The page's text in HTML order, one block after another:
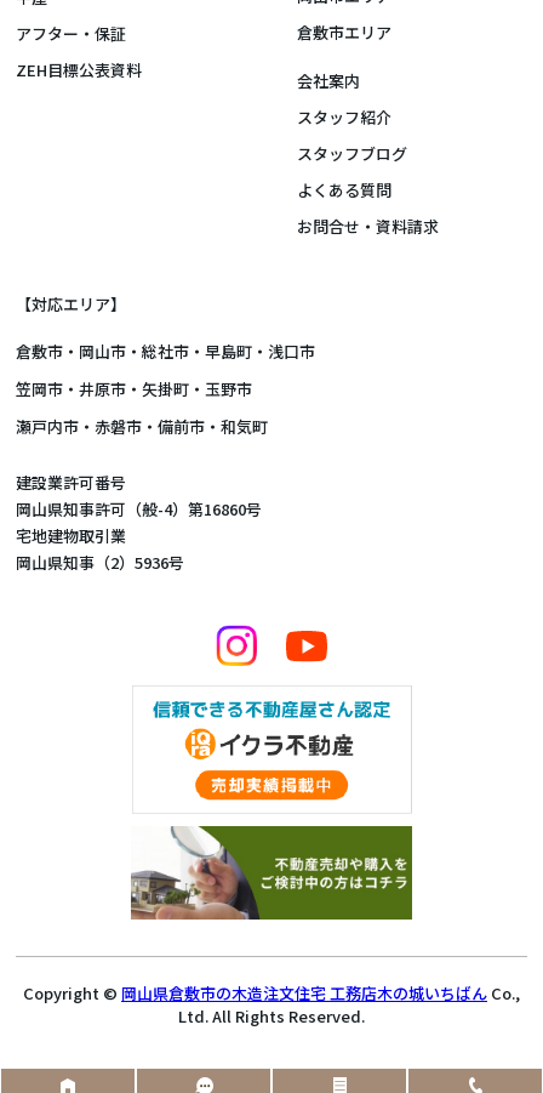
アフター・保証
ZEH目標公表資料
倉敷市エリア
会社案内
スタッフ紹介
スタッフブログ
よくある質問
お問合せ・資料請求
【対応エリア】
倉敷市 ・ 岡山市 ・総社市・早島町・浅口市
笠岡市・井原市・矢掛町・玉野市
瀬戸内市・赤磐市・備前市・和気町
建設業許可番号
岡山県知事許可（般-4）第16860号
宅地建物取引業
岡山県知事（2）5936号
Copyright © 岡山県倉敷市の木造注文住宅 工務店木の城いちばん Co.,
Ltd. All Rights Reserved.